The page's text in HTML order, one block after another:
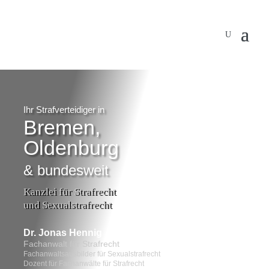
Ihr Strafverteidiger in
Bremen,
Oldenburg
& bundesweit
Kanzlei für Strafrecht
und Sexualstrafrecht
Dr. Jonas Hennig
Fachanwalt für Strafrecht
Fachanwaltsausbilder für Sexualstrafrecht
Dozent für Fachanwälte für Strafrecht